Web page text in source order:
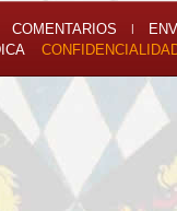
COMENTARIOS |